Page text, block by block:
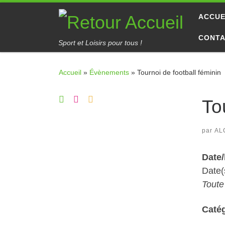
Passer au contenu
Sport et Loisirs pour tous !
Accueil » Évènements » Tournoi de football féminin
par